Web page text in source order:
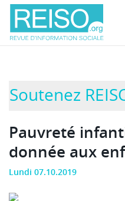
Soutenez
Pauvreté
donnée aux
Lundi 07.10.2019